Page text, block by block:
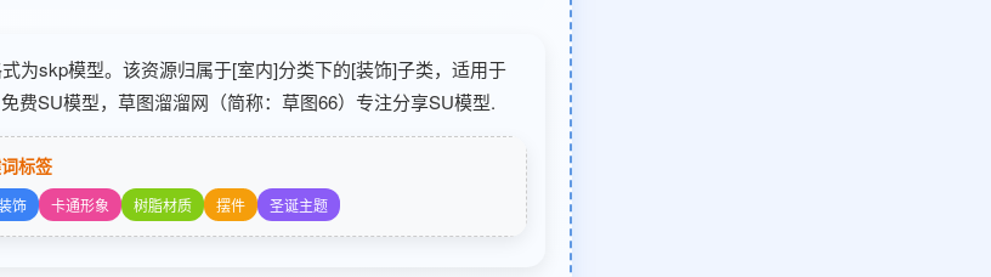
为skp模型。该资源归属于[室内]分类下的[装饰]子类，适用于
费SU模型，草图溜溜网（简称：草图66）专注分享SU模型.
标签
饰 卡通形象 树脂材质 摆件 圣诞主题